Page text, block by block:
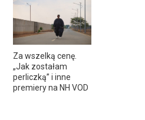
Za wszelką cenę.
„Jak zostałam
perliczką” i inne
premiery na NH VOD